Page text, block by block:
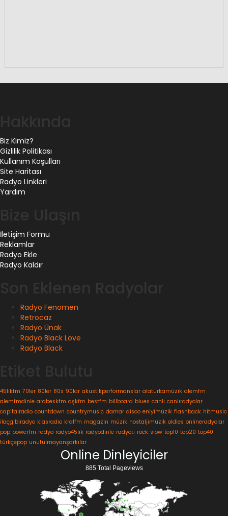
Biz Kimiz?
Gizlilik Politikası
Kullanım Koşulları
Site Haritası
Radyo Linkleri
Yardım
İletişim Formu
Reklamlar
Radyo Ekle
Radyo Kaldır
Radyo Fenomen
Retrocaz
Radyo Ünak
Radyo Black Love
Radyo Black
45likfm 70ler 80ler 80s 90lar akustikperformanslar alaturkamüzik alemfm
alemfmdinle arabeskfm aşkfm bestfm billboard blues canlı canlıradyolar
capitalradio countdown countrymusic damar disco eniyimüzik flashback hitmusic
ilaçgibiradyo klasradio kralfm magazin müzik nostaljimüzik oldies onlineradyolar
pop powerfm radyo radyo45lik radyodinle radyoti rock slow top10 top20 top40
türkçepop unutulmayanşarkılar
Online Dinleyiciler
885 Total Pageviews